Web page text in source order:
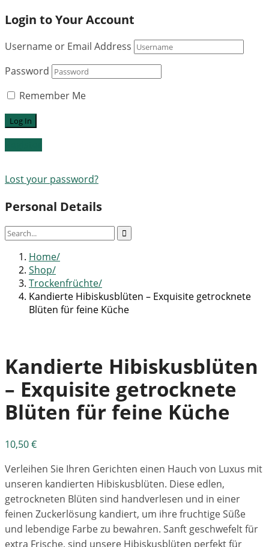
Login to Your Account
Username or Email Address
Password
Remember Me
Lost your password?
Personal Details
Home
Shop
Trockenfrüchte
Kandierte Hibiskusblüten – Exquisite getrocknete
Blüten für feine Küche
Kandierte Hibiskusblüten
– Exquisite getrocknete
Blüten für feine Küche
10,50€
Verleihen Sie Ihren Gerichten einen Hauch von Luxus mit
unseren kandierten Hibiskusblüten. Diese edlen,
getrockneten Blüten sind handverlesen und in einer
feinen Zuckerlösung kandiert, um ihre fruchtige Süße
und lebendige Farbe zu bewahren. Sanft geschwefelt für
extra Frische, sind unsere Hibiskusblüten perfekt für